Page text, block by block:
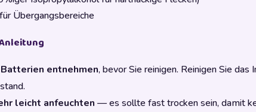
Übergangsbereiche
entnehmen, bevor Sie reinigen. Reinigen Sie das
leicht anfeuchten — es sollte fast trocken sein, damit